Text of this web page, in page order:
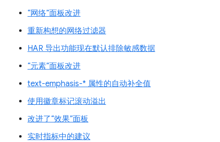
“网络”面板改进
重新构想的网络过滤器
HAR 导出功能现在默认排除敏感数据
“元素”面板改进
text-emphasis-* 属性的自动补全值
使用徽章标记滚动溢出
改进了“效果”面板
实时指标中的建议